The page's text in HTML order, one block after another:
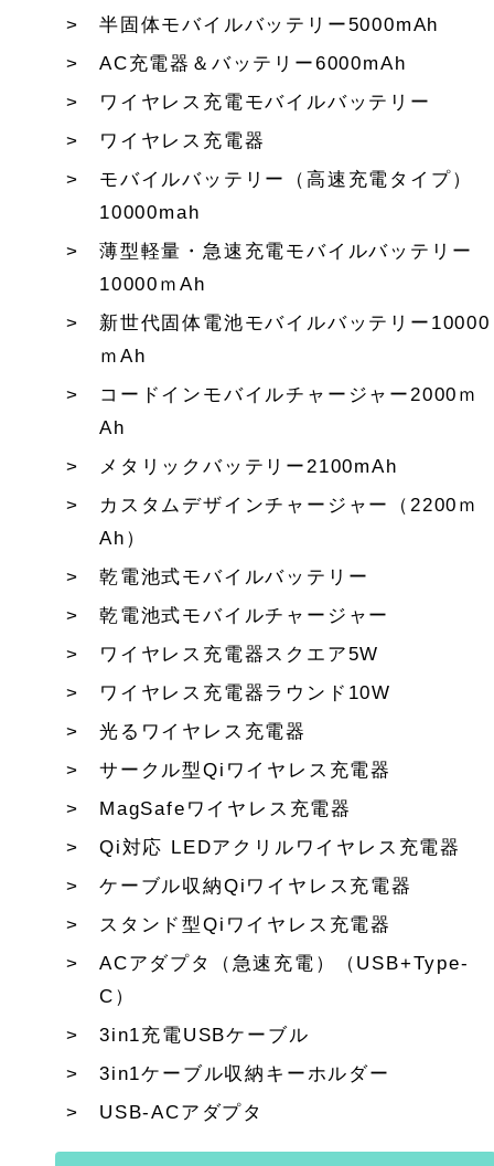
半固体モバイルバッテリー5000mAh
AC充電器＆バッテリー6000mAh
ワイヤレス充電モバイルバッテリー
ワイヤレス充電器
モバイルバッテリー（高速充電タイプ）
10000mah
薄型軽量・急速充電モバイルバッテリー
10000ｍAh
新世代固体電池モバイルバッテリー10000
ｍAh
コードインモバイルチャージャー2000ｍ
Ah
メタリックバッテリー2100mAh
カスタムデザインチャージャー（2200ｍ
Ah）
乾電池式モバイルバッテリー
乾電池式モバイルチャージャー
ワイヤレス充電器スクエア5W
ワイヤレス充電器ラウンド10W
光るワイヤレス充電器
サークル型Qiワイヤレス充電器
MagSafeワイヤレス充電器
Qi対応 LEDアクリルワイヤレス充電器
ケーブル収納Qiワイヤレス充電器
スタンド型Qiワイヤレス充電器
ACアダプタ（急速充電）（USB+Type-
C）
3in1充電USBケーブル
3in1ケーブル収納キーホルダー
USB-ACアダプタ